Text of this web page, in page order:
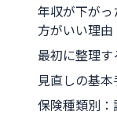
年収が下が
方がいい理由
最初に整理す
見直しの基
保険種類別